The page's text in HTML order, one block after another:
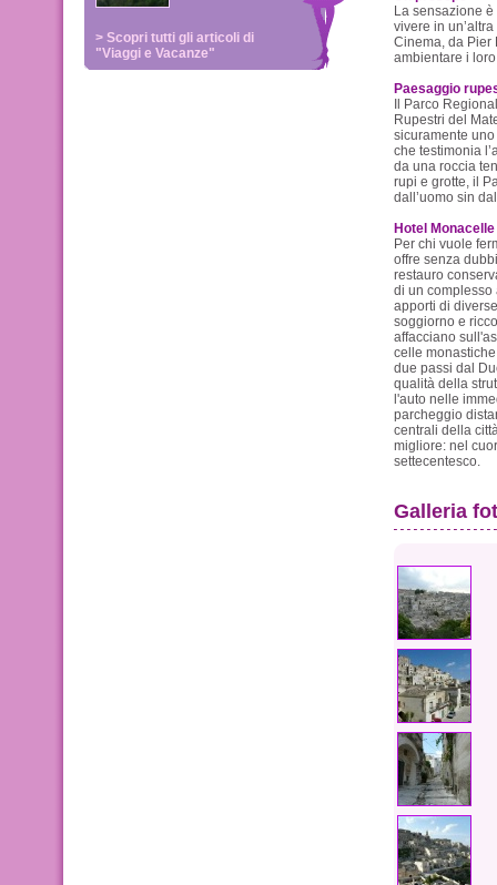
> Scopri tutti gli articoli di
"Viaggi e Vacanze"
La sensazione
vivere in
Cinema, da Pier
ambientare i
Paesaggio
Il Parco
Rupestri del
sicuramente
che testimonia
da una roccia
rupi e grotte, il
dall’uomo sin
Hotel
Per chi vuole
offre senza
restauro
di un complesso
apporti di
soggiorno e
affacciano
celle
due passi dal
qualità della
l'auto nelle
parcheggio
centrali della
migliore: nel
settecentesco.
Galleria